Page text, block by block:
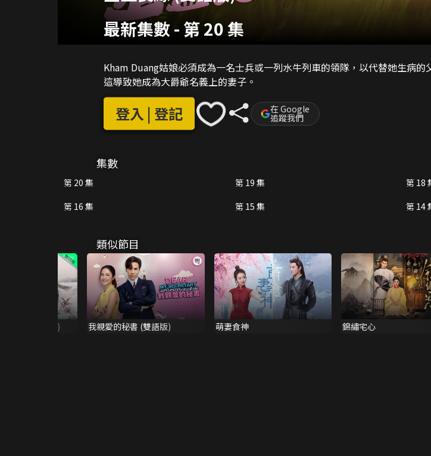
最新集數- 第 20 集
Kham Duang姑娘必須成為一名士兵或一列水牛列車的領隊，以代替她生病的
這導致她成為大爵爺名義上的妻子。
登入 | 登記 在 Google
追蹤我們
集數
第 20 集 第 19 集 第 18
第 16 集
第 15 集 第 14
類似節目
桃花 (雙語版) 我親愛的秘書 (雙語版) 萌妻食神 錦繡宅心